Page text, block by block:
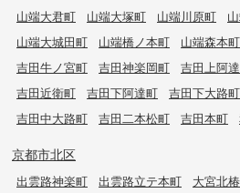
山端大君町
山端大塚町 山端川原町
山端大城田町
山端橋ノ本町 山端森本町
吉田牛ノ宮町
吉田神楽岡町 吉田上阿
吉田近衛町
吉田下阿達町 吉田下大路町
吉田中大路町
吉田二本松町 吉田本町
京都市北区
出雲路神楽町 出雲路立テ本町 大宮北